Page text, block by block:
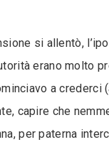
si allentò,
erano molto
a
capire che
per paterna